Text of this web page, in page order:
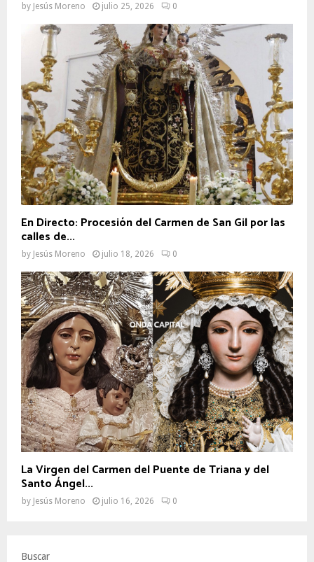
by Jesús Moreno julio 25, 2026 0
En Directo: Procesión del Carmen de San Gil por las
calles de...
by Jesús Moreno julio 18, 2026 0
La Virgen del Carmen del Puente de Triana y del
Santo Ángel...
by Jesús Moreno julio 16, 2026 0
Buscar